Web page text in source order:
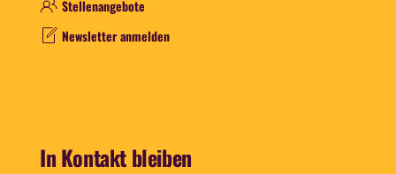
Stellenangebote
Newsletter anmelden
In Kontakt bleiben